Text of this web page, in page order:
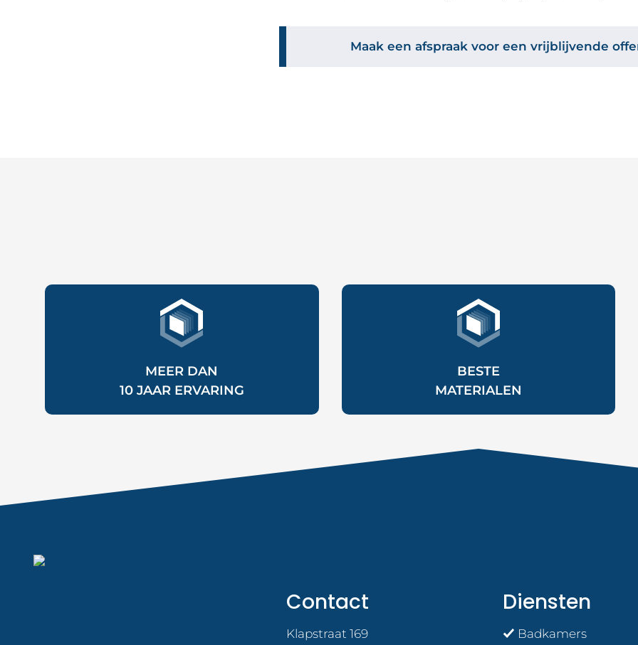
Maak een afspraak voor een vrijblijvende
MEER DAN
10 JAAR ERVARING
BESTE
MATERIALEN
Contact
Klapstraat 169
Diensten
Badkamers